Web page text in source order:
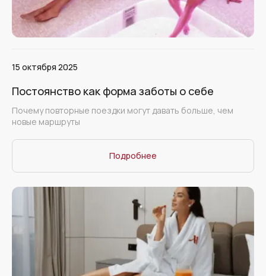
15 октября 2025
Постоянство как форма заботы о себе
Почему повторные поездки могут давать больше, чем
новые маршруты
Подробнее